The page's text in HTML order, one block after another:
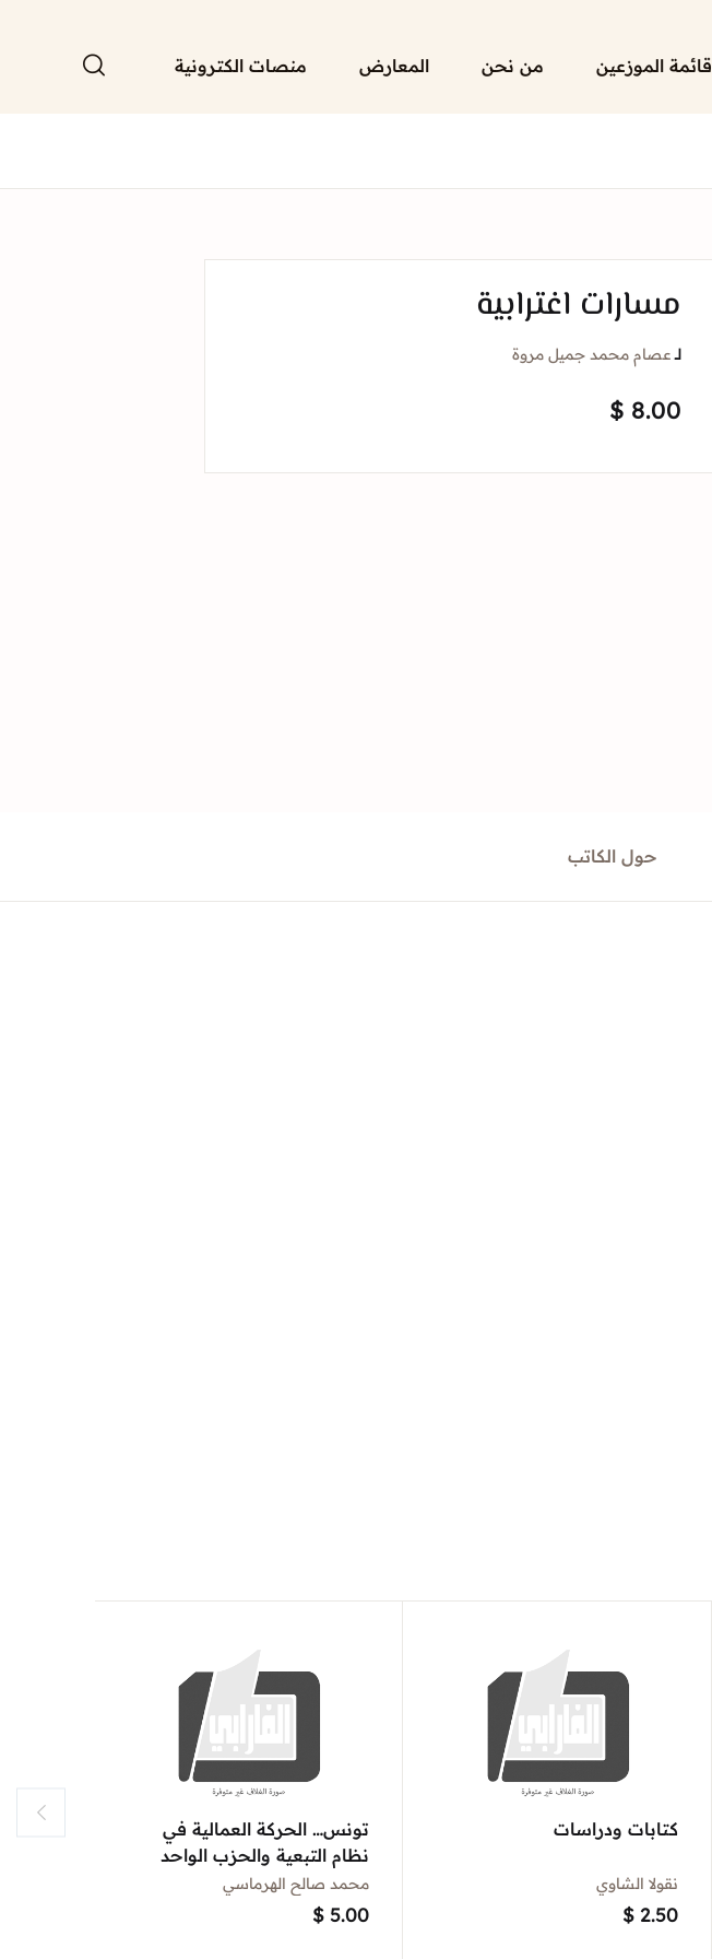
قائمة الموزعين من نحن المعارض منصات الكترونية
مسارات اغترابية
لــ عصام محمد جميل مروة
$ 8.00
حول الكاتب
تونس… الحركة العمالية في
نظام التبعية والحزب الواحد
محمد صالح الهرماسي
$ 5.00
كتابات ودراسات
نقولا الشاوي
$ 2.50